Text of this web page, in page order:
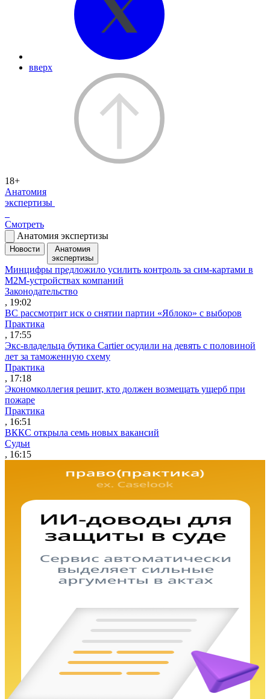
вверх
18+
Анатомия
экспертизы
Смотреть
Анатомия экспертизы
Новости
Анатомия
экспертизы
Минцифры предложило усилить контроль за сим-картами в
M2M-устройствах компаний
Законодательство
, 19:02
ВС рассмотрит иск о снятии партии «Яблоко» с выборов
Практика
, 17:55
Экс-владельца бутика Cartier осудили на девять с половиной
лет за таможенную схему
Практика
, 17:18
Экономколлегия решит, кто должен возмещать ущерб при
пожаре
Практика
, 16:51
ВККС открыла семь новых вакансий
Судьи
, 16:15